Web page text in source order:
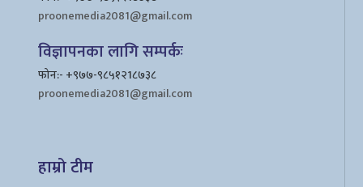
proonemedia2081@gmail.com
विज्ञापनका लागि सम्पर्कः
फोन:- +९७७-९८५१२1८७३८
proonemedia2081@gmail.com
हाम्रो टीम